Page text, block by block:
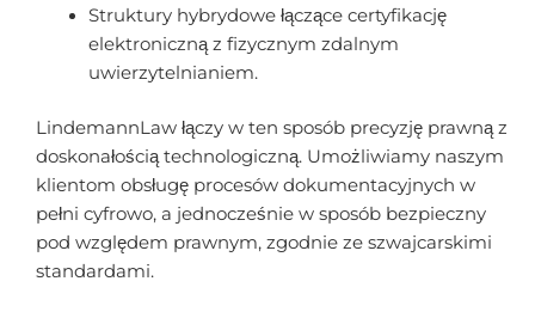
Struktury hybrydowe łączące certyfikację
elektroniczną z fizycznym zdalnym
uwierzytelnianiem.
LindemannLaw łączy w ten sposób precyzję prawną z
doskonałością technologiczną. Umożliwiamy naszym
klientom obsługę procesów dokumentacyjnych w
pełni cyfrowo, a jednocześnie w sposób bezpieczny
pod względem prawnym, zgodnie ze szwajcarskimi
standardami.